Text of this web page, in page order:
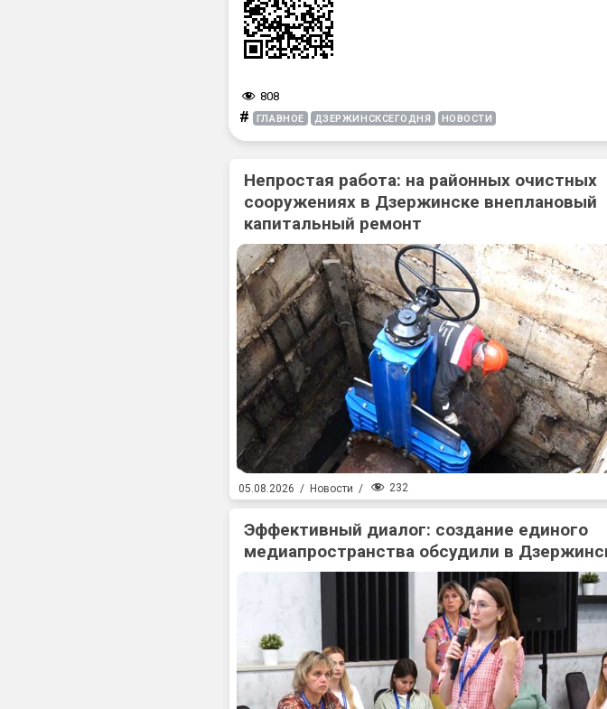
808
# ГЛАВНОЕ ДЗЕРЖИНСКСЕГОДНЯ НОВОСТИ
Непростая работа: на районных очистных
сооружениях в Дзержинске внеплановый
капитальный ремонт
05.08.2026 / Новости / 232
Эффективный диалог: создание единого
медиапространства обсудили в